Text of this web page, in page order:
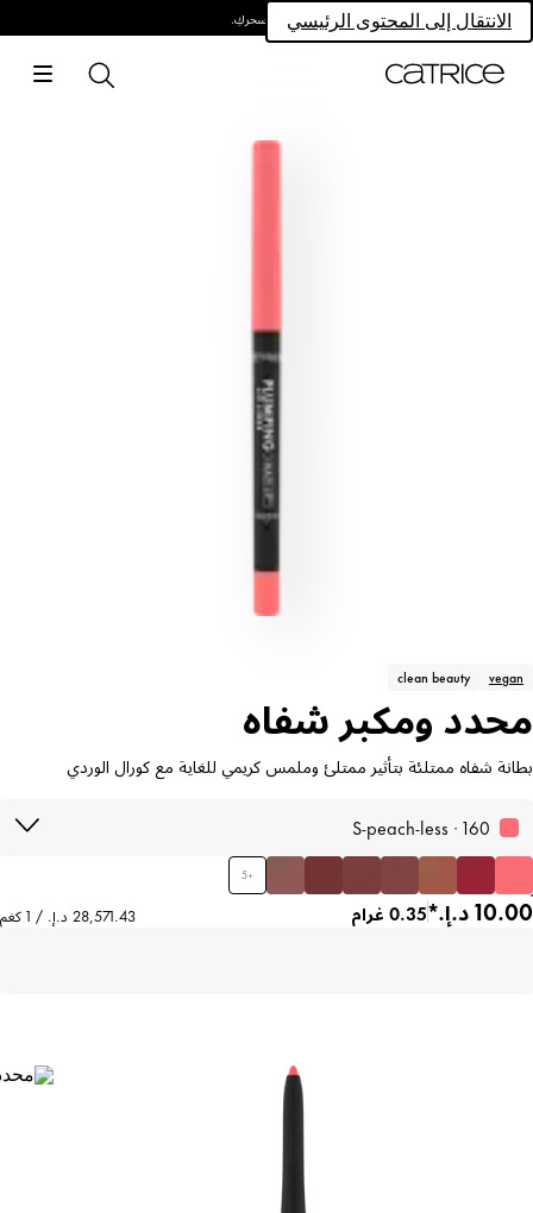
الانتقال إلى المحتوى الرئيسيامتلكي سحركِ.
vegan
clean beauty
محدد ومكبر شفاه
بطانة شفاه ممتلئة بتأثير ممتلئ وملمس كريمي للغاية مع كورال الوردي
160 · S-peach-less
+
5
0.35 غرام